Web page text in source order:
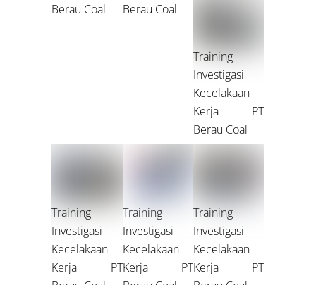
Berau Coal
Berau Coal
Training
Investigasi
Kecelakaan
Kerja PT
Berau Coal
Training
Investigasi
Kecelakaan
Kerja PT
Training
Investigasi
Kecelakaan
Kerja PT
Training
Investigasi
Kecelakaan
Kerja PT